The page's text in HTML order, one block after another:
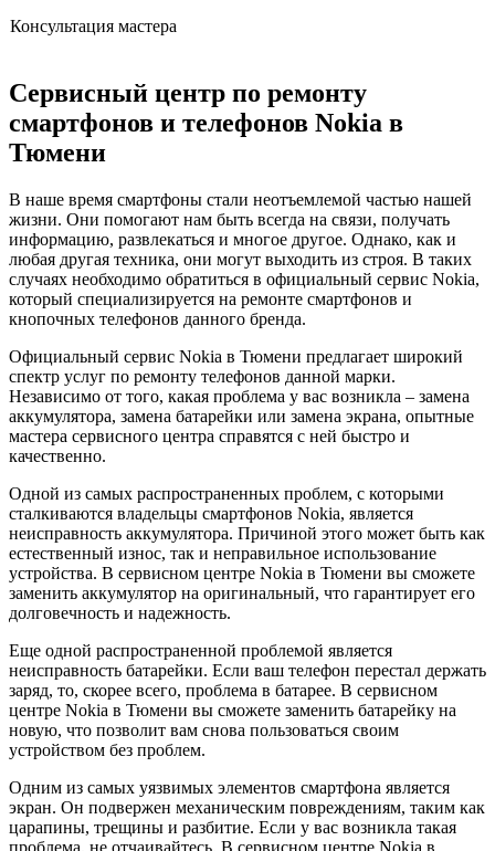
Консультация мастера
Сервисный центр по ремонту
смартфонов и телефонов Nokia в
Тюмени
В наше время смартфоны стали неотъемлемой частью нашей
жизни. Они помогают нам быть всегда на связи, получать
информацию, развлекаться и многое другое. Однако, как и
любая другая техника, они могут выходить из строя. В таких
случаях необходимо обратиться в официальный сервис Nokia,
который специализируется на ремонте смартфонов и
кнопочных телефонов данного бренда.
Официальный сервис Nokia в Тюмени предлагает широкий
спектр услуг по ремонту телефонов данной марки.
Независимо от того, какая проблема у вас возникла – замена
аккумулятора, замена батарейки или замена экрана, опытные
мастера сервисного центра справятся с ней быстро и
качественно.
Одной из самых распространенных проблем, с которыми
сталкиваются владельцы смартфонов Nokia, является
неисправность аккумулятора. Причиной этого может быть как
естественный износ, так и неправильное использование
устройства. В сервисном центре Nokia в Тюмени вы сможете
заменить аккумулятор на оригинальный, что гарантирует его
долговечность и надежность.
Еще одной распространенной проблемой является
неисправность батарейки. Если ваш телефон перестал держать
заряд, то, скорее всего, проблема в батарее. В сервисном
центре Nokia в Тюмени вы сможете заменить батарейку на
новую, что позволит вам снова пользоваться своим
устройством без проблем.
Одним из самых уязвимых элементов смартфона является
экран. Он подвержен механическим повреждениям, таким как
царапины, трещины и разбитие. Если у вас возникла такая
проблема, не отчаивайтесь. В сервисном центре Nokia в